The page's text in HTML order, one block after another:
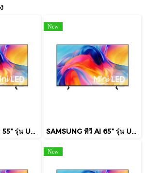
SAMSUNG ทีวี AI 55" รุ่น UA55M75HAKXXT Mini LED M75H 4K Smart TV (2026)
New
SAMSUNG ทีวี AI 65" รุ่น UA65M75HAKXXT Mini LED M75H 4K Smart TV (2026)
New